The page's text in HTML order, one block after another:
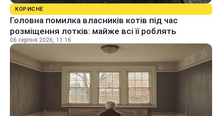
КОРИСНЕ
Головна помилка власників котів під час
розміщення лотків: майже всі її роблять
06 серпня 2026, 11:16